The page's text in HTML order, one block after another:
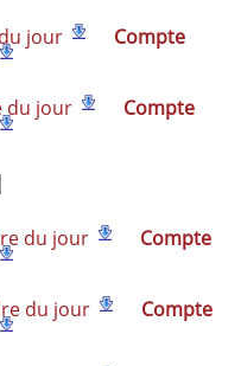
jour Compte
du jour Compte
du jour Compte
du jour Compte